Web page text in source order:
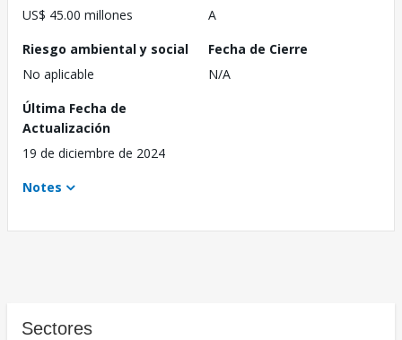
US$ 45.00 millones
A
Riesgo ambiental y social
No aplicable
Fecha de Cierre
N/A
Última Fecha de
Actualización
19 de diciembre de 2024
Notes
Sectores